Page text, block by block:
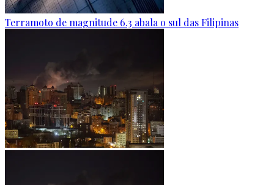
Terramoto de magnitude 6.3 abala o sul das Filipinas